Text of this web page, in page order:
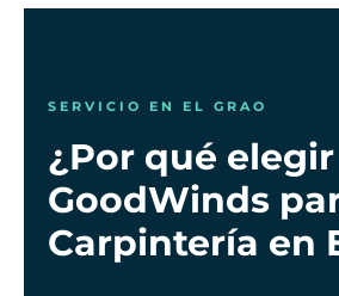
SERVICIO EN EL GRAO
¿Por qué elegir
GoodWinds
Carpintería en